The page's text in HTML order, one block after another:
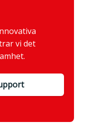
vi det